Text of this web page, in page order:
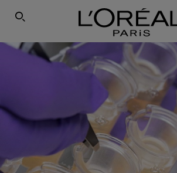
SEARCH THIS SITE